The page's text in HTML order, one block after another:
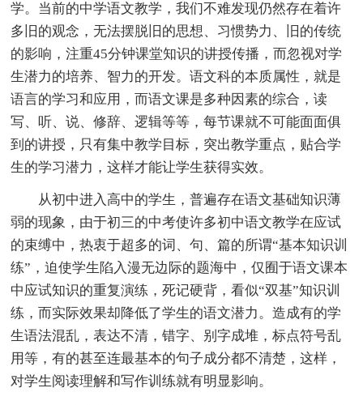
学。当前的中学语文教学，我们不难发现仍然存在着许
多旧的观念，无法摆脱旧的思想、习惯势力、旧的传统
的影响，注重45分钟课堂知识的讲授传播，而忽视对学
生潜力的培养、智力的开发。语文科的本质属性，就是
语言的学习和应用，而语文课是多种因素的综合，读
写、听、说、修辞、逻辑等等，每节课就不可能面面俱
到的讲授，只有集中教学目标，突出教学重点，贴合学
生的学习潜力，这样才能让学生获得实效。
从初中进入高中的学生，普遍存在语文基础知识薄
弱的现象，由于初三的中考使许多初中语文教学在应试
的束缚中，热衷于超多的词、句、篇的所谓“基本知识训
练”，迫使学生陷入漫无边际的题海中，仅囿于语文课本
中应试知识的重复演练，死记硬背，看似“双基”知识训
练，而实际效果却降低了学生的语文潜力。造成有的学
生语法混乱，表达不清，错字、别字成堆，标点符号乱
用等，有的甚至连最基本的句子成分都不清楚，这样，
对学生阅读理解和写作训练就有明显影响。